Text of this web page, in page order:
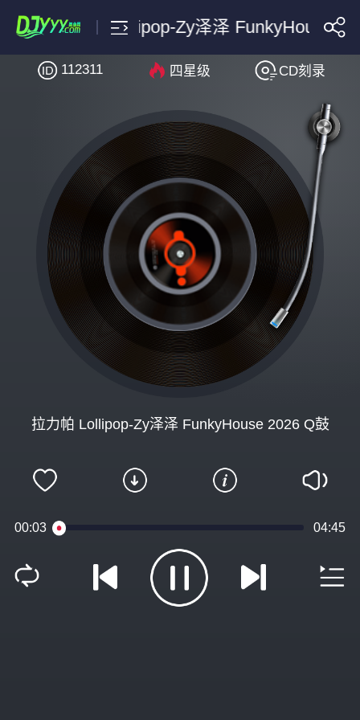
搜索
拉力帕 Lollipop-Zy泽泽 FunkyHouse
拉力帕 Lollipop-Zy泽泽 FunkyHouse 2026 Q鼓
112311 四星级 CD刻录
00:03 04:45